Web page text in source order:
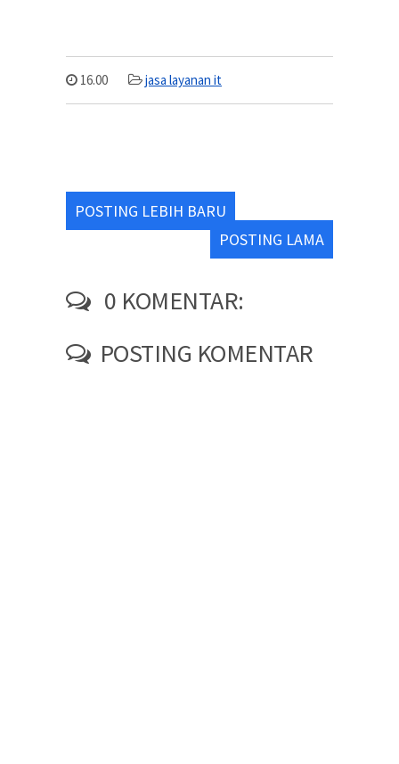
16.00 jasa layanan it
POSTING LEBIH BARU
POSTING LAMA
0 KOMENTAR:
POSTING KOMENTAR